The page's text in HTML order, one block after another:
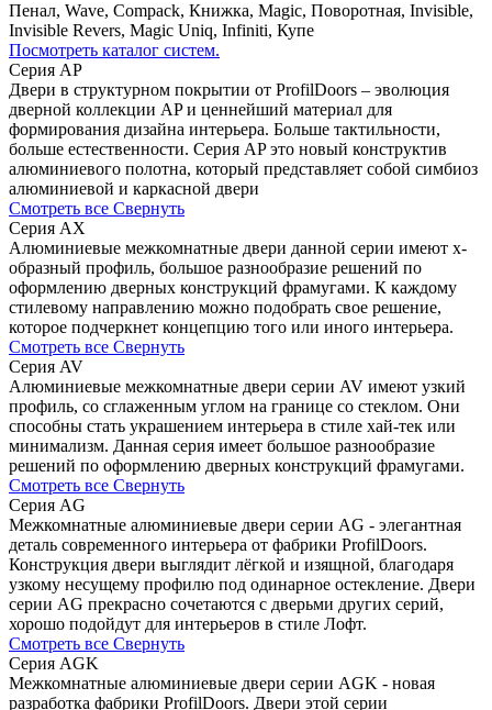
Пенал, Wave, Compack, Книжка, Magic, Поворотная, Invisible,
Invisible Revers, Magic Uniq, Infiniti, Купе
Посмотреть каталог систем.
Серия AP
Двери в структурном покрытии от ProfilDoors – эволюция
дверной коллекции AP и ценнейший материал для
формирования дизайна интерьера. Больше тактильности,
больше естественности. Серия AP это новый конструктив
алюминиевого полотна, который представляет собой симбиоз
алюминиевой и каркасной двери
Смотреть все Свернуть
Серия AX
Алюминиевые межкомнатные двери данной серии имеют x-
образный профиль, большое разнообразие решений по
оформлению дверных конструкций фрамугами. К каждому
стилевому направлению можно подобрать свое решение,
которое подчеркнет концепцию того или иного интерьера.
Смотреть все Свернуть
Серия AV
Алюминиевые межкомнатные двери серии AV имеют узкий
профиль, со сглаженным углом на границе со стеклом. Они
способны стать украшением интерьера в стиле хай-тек или
минимализм. Данная серия имеет большое разнообразие
решений по оформлению дверных конструкций фрамугами.
Смотреть все Свернуть
Серия AG
Межкомнатные алюминиевые двери серии AG - элегантная
деталь современного интерьера от фабрики ProfilDoors.
Конструкция двери выглядит лёгкой и изящной, благодаря
узкому несущему профилю под одинарное остекление. Двери
серии AG прекрасно сочетаются с дверьми других серий,
хорошо подойдут для интерьеров в стиле Лофт.
Смотреть все Свернуть
Серия AGK
Межкомнатные алюминиевые двери серии AGK - новая
разработка фабрики ProfilDoors. Двери этой серии